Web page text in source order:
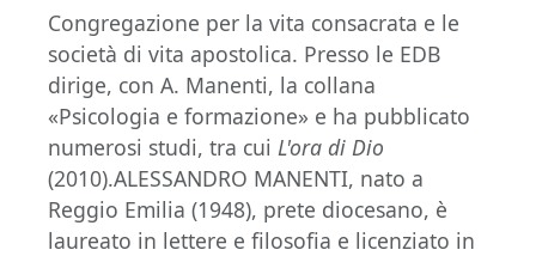
Congregazione per la vita consacrata e le
società di vita apostolica. Presso le EDB
dirige, con A. Manenti, la collana
«Psicologia e formazione» e ha pubblicato
numerosi studi, tra cui L'ora di Dio
(2010).ALESSANDRO MANENTI, nato a
Reggio Emilia (1948), prete diocesano, è
laureato in lettere e filosofia e licenziato in